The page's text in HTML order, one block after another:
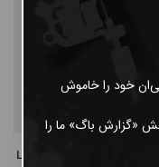
خود را خاموش
«گزارش باگ» ما را